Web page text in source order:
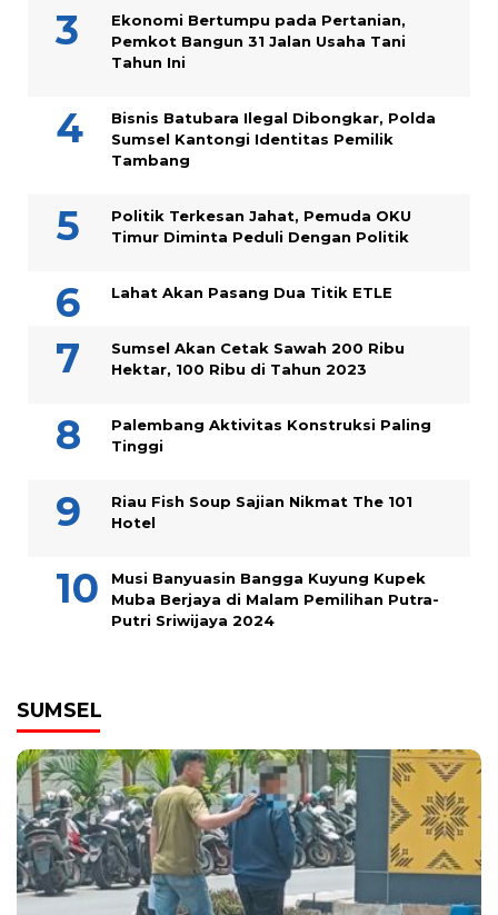
Ekonomi Bertumpu pada Pertanian,
Pemkot Bangun 31 Jalan Usaha Tani
Tahun Ini
Bisnis Batubara Ilegal Dibongkar, Polda
Sumsel Kantongi Identitas Pemilik
Tambang
Politik Terkesan Jahat, Pemuda OKU
Timur Diminta Peduli Dengan Politik
Lahat Akan Pasang Dua Titik ETLE
Sumsel Akan Cetak Sawah 200 Ribu
Hektar, 100 Ribu di Tahun 2023
Palembang Aktivitas Konstruksi Paling
Tinggi
Riau Fish Soup Sajian Nikmat The 101
Hotel
Musi Banyuasin Bangga Kuyung Kupek
Muba Berjaya di Malam Pemilihan Putra-
Putri Sriwijaya 2024
SUMSEL